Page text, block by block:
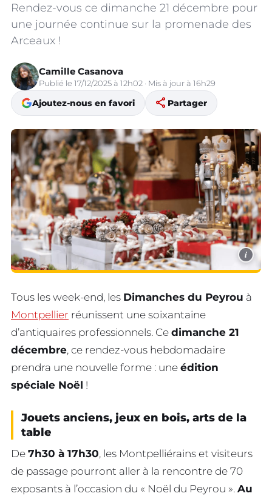
Rendez-vous ce dimanche 21 décembre pour
une journée continue sur la promenade des
Arceaux !
Camille Casanova
Publié le 17/12/2025 à 12h02 · Mis à jour à 16h29
Ajoutez-nous en favori share Partager
i
Tous les week-end, les Dimanches du Peyrou à
Montpellier réunissent une soixantaine
d’antiquaires professionnels. Ce dimanche 21
décembre, ce rendez-vous hebdomadaire
prendra une nouvelle forme : une édition
spéciale Noël !
Jouets anciens, jeux en bois, arts de la
table
De 7h30 à 17h30, les Montpelliérains et visiteurs
de passage pourront aller à la rencontre de 70
exposants à l’occasion du « Noël du Peyrou ». Au